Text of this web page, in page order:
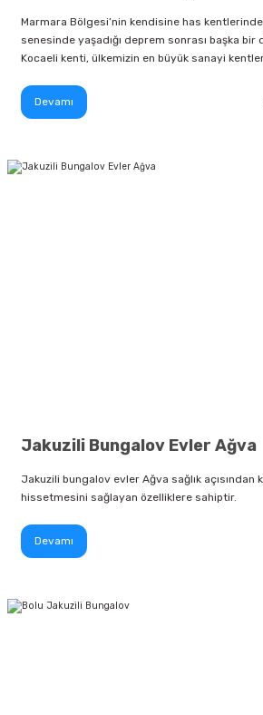
Marmara Bölgesi’nin kendisine has
senesinde yaşadığı deprem sonrası başka bir
Kocaeli kenti, ülkemizin en büyük sanayi
Devamı
Jakuzili Bungalov Evler Ağva
Jakuzili bungalov evler Ağva sağlık açısından
hissetmesini sağlayan özelliklere sahiptir.
Devamı